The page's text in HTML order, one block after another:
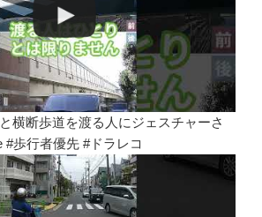
横断歩道を渡る人にジェスチャーさ
#歩行者優先 #ドラレコ